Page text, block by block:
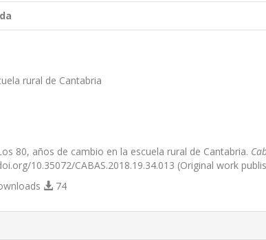
rural de Cantabria
80, años de cambio en la escuela rural de Cantabria.
10.35072/CABAS.2018.19.34.013 (Original work
74